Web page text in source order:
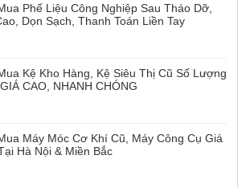
Phế Liệu Công Nghiệp Sau Tháo Dỡ,
Dọn Sạch, Thanh Toán Liền Tay
Kệ Kho Hàng, Kệ Siêu Thị Cũ Số Lượng
CAO, NHANH CHÓNG
Máy Móc Cơ Khí Cũ, Máy Công Cụ Giá
Hà Nội & Miền Bắc